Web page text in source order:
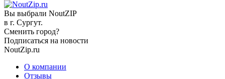
Вы выбрали NoutZIP
в г. Сургут.
Сменить город?
Подписаться на новости
NoutZip.ru
О компании
Отзывы